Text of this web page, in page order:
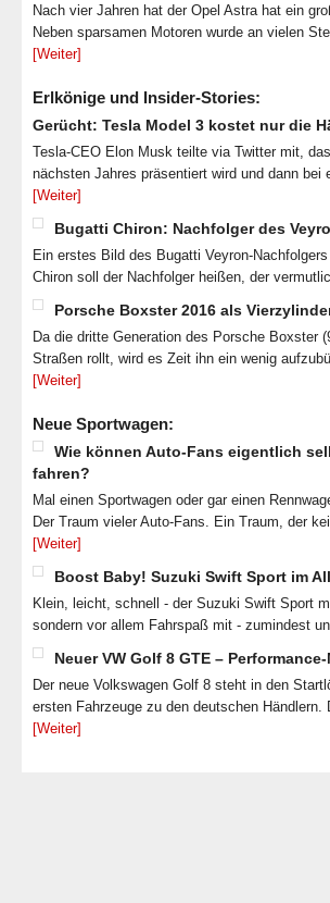
Nach vier Jahren hat der Opel Astra hat ein
Neben sparsamen Motoren wurde an vielen
[Weiter]
Erlkönige und Insider-Stories:
Gerücht: Tesla Model 3 kostet nur die
Tesla-CEO Elon Musk teilte via Twitter mit,
nächsten Jahres präsentiert wird und dann
[Weiter]
Bugatti Chiron: Nachfolger des
Ein erstes Bild des Bugatti Veyron-
Chiron soll der Nachfolger heißen, der
Porsche Boxster 2016 als
Da die dritte Generation des Porsche Boxster
Straßen rollt, wird es Zeit ihn ein wenig
[Weiter]
Neue Sportwagen:
Wie können Auto-Fans eigentlich
fahren?
Mal einen Sportwagen oder gar einen
Der Traum vieler Auto-Fans. Ein Traum, der
[Weiter]
Boost Baby! Suzuki Swift Sport im
Klein, leicht, schnell - der Suzuki Swift Sport
sondern vor allem Fahrspaß mit - zumindest
Neuer VW Golf 8 GTE –
Der neue Volkswagen Golf 8 steht in den
ersten Fahrzeuge zu den deutschen
[Weiter]